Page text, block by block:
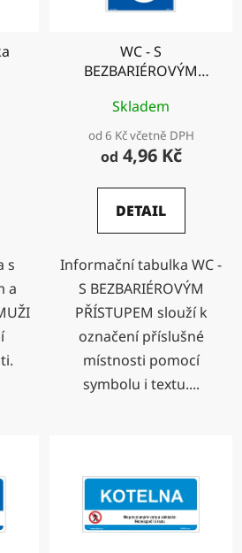
s
a
WC - S
BEZBARIÉROVÝM
Skladem
od 6 Kč včetně DPH
od 4,96 Kč
DETAIL
Informační tabulka WC -
S BEZBARIÉROVÝM
PŘÍSTUPEM slouží k
označení příslušné
místnosti pomocí
symbolu i textu....